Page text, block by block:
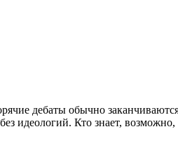
дебаты обычно
идеологий. Кто знает,